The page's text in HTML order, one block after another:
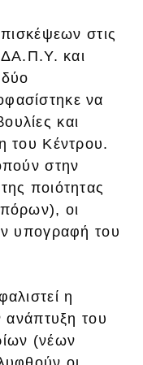
στις
και
να
και
του Κέντρου.
στην
ποιότητας
οι
υπογραφή του
η
ανάπτυξη του
(νέων